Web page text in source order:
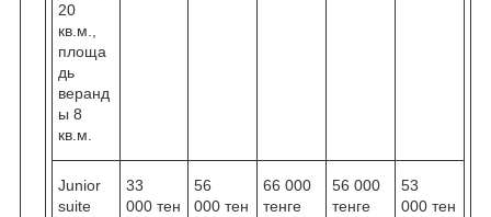
20
кв.м.,
площа
дь
веранд
ы 8
кв.м.
Junior
suite
33
000 тен
56
000 тен
66 000
тенге
56 000
тенге
53
000 тен